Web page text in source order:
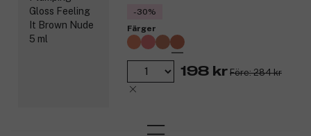
-30%
Färger
198 kr Före: 284 kr